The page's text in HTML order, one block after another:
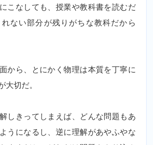
こなしても、授業や教科書を読むだ
ない部分が残りがちな教科だから
から、とにかく物理は本質を丁寧に
大切だ。
しきってしまえば、どんな問題もあ
うになるし、逆に理解があやふやな